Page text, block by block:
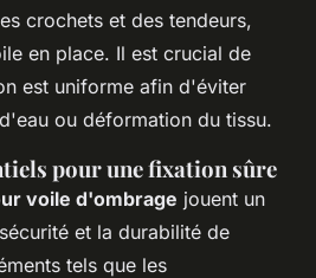
crochets et des tendeurs,
en place. Il est crucial de
est uniforme afin d'éviter
ou déformation du tissu.
pour une fixation sûre
voile d'ombrage jouent un
et la durabilité de
tels que les